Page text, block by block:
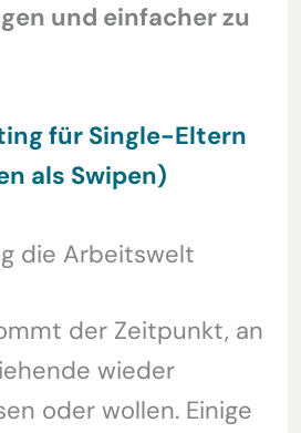
und einfacher zu
für Single-Eltern
als Swipen)
die Arbeitswelt
der Zeitpunkt, an
wieder
oder wollen. Einige